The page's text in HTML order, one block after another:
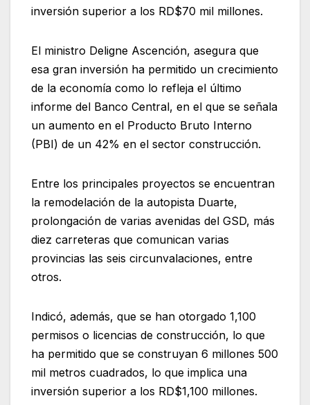
inversión superior a los RD$70 mil millones.
El ministro Deligne Ascención, asegura que
esa gran inversión ha permitido un crecimiento
de la economía como lo refleja el último
informe del Banco Central, en el que se señala
un aumento en el Producto Bruto Interno
(PBI) de un 42% en el sector construcción.
Entre los principales proyectos se encuentran
la remodelación de la autopista Duarte,
prolongación de varias avenidas del GSD, más
diez carreteras que comunican varias
provincias las seis circunvalaciones, entre
otros.
Indicó, además, que se han otorgado 1,100
permisos o licencias de construcción, lo que
ha permitido que se construyan 6 millones 500
mil metros cuadrados, lo que implica una
inversión superior a los RD$1,100 millones.